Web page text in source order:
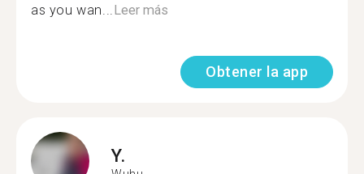
as you wan...Leer más
Obtener la app
Y.